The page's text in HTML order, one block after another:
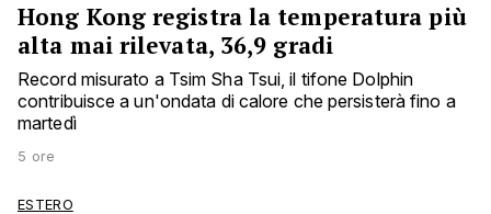
Hong Kong registra la temperatura più
alta mai rilevata, 36,9 gradi
Record misurato a Tsim Sha Tsui, il tifone Dolphin
contribuisce a un'ondata di calore che persisterà fino a
martedì
5 ore
ESTERO